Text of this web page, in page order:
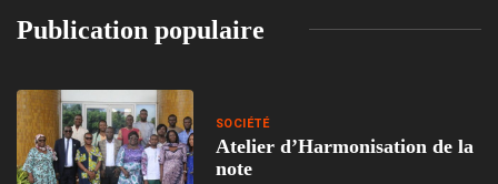
Publication populaire
SOCIÉTÉ
Atelier d’Harmonisation de la
note